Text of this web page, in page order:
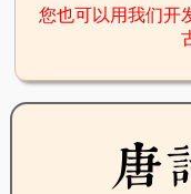
您也可以用我们开
唐